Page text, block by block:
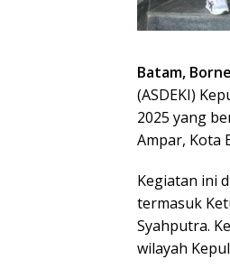
Batam,
(ASDEKI)
2025 yang
Ampar, Kota
Kegiatan ini
termasuk
Syahputra.
wilayah